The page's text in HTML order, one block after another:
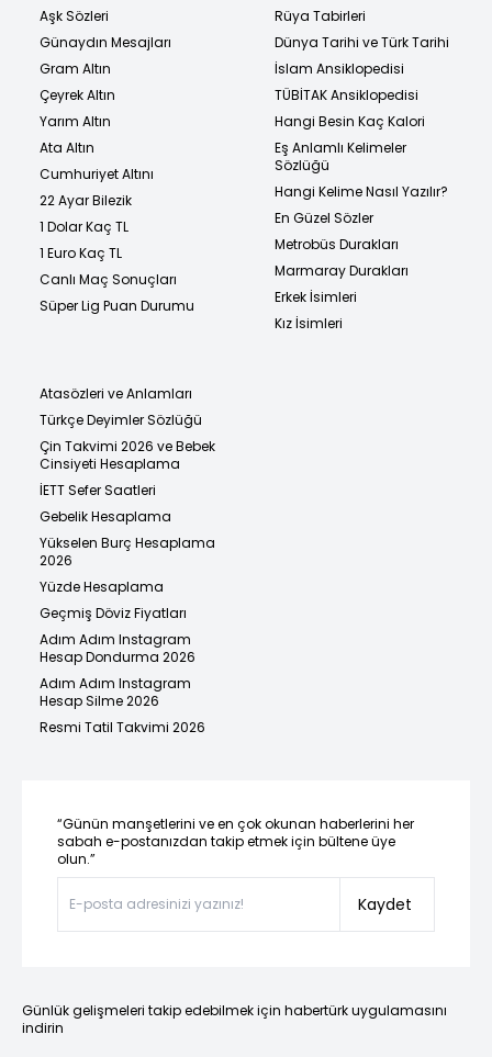
Aşk Sözleri
Günaydın Mesajları
Gram Altın
Çeyrek Altın
Yarım Altın
Ata Altın
Cumhuriyet Altını
22 Ayar Bilezik
1 Dolar Kaç TL
1 Euro Kaç TL
Canlı Maç Sonuçları
Süper Lig Puan Durumu
Rüya Tabirleri
Dünya Tarihi ve Türk Tarihi
İslam Ansiklopedisi
TÜBİTAK Ansiklopedisi
Hangi Besin Kaç Kalori
Eş Anlamlı Kelimeler
Sözlüğü
Hangi Kelime Nasıl Yazılır?
En Güzel Sözler
Metrobüs Durakları
Marmaray Durakları
Erkek İsimleri
Kız İsimleri
Atasözleri ve Anlamları
Türkçe Deyimler Sözlüğü
Çin Takvimi 2026 ve Bebek
Cinsiyeti Hesaplama
İETT Sefer Saatleri
Gebelik Hesaplama
Yükselen Burç Hesaplama
2026
Yüzde Hesaplama
Geçmiş Döviz Fiyatları
Adım Adım Instagram
Hesap Dondurma 2026
Adım Adım Instagram
Hesap Silme 2026
Resmi Tatil Takvimi 2026
“Günün manşetlerini ve en çok okunan haberlerini her
sabah e-postanızdan takip etmek için bültene üye
olun.”
Kaydet
Günlük gelişmeleri takip edebilmek için habertürk uygulamasını
indirin